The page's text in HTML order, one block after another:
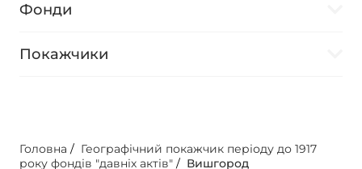
Фонди
Покажчики
Головна / Географічний покажчик періоду до 1917
року фондів "давніх актів" / Вишгород